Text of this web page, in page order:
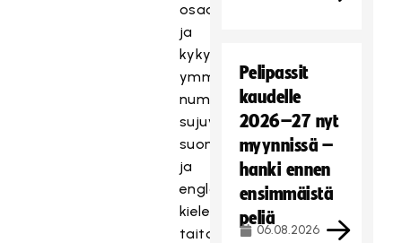
osaamista
ja
kykyä
ymmärtää
numeroita,
sujuva
suomen
ja
englannin
kielen
taito,
Pelipassit
kaudelle
2026–27 nyt
myynnissä –
hanki ennen
ensimmäistä
peliä
06.08.2026